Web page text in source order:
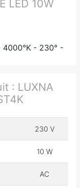
LED 10W
4000°K - 230° -
: LUXNA
230 V
10 W
AC